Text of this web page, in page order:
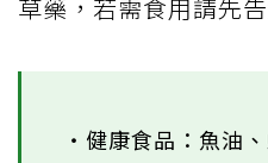
草藥，若需食用請先
・健康食品：魚油